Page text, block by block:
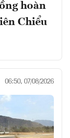
hoàn
Chiểu
06:50, 07/08/2026